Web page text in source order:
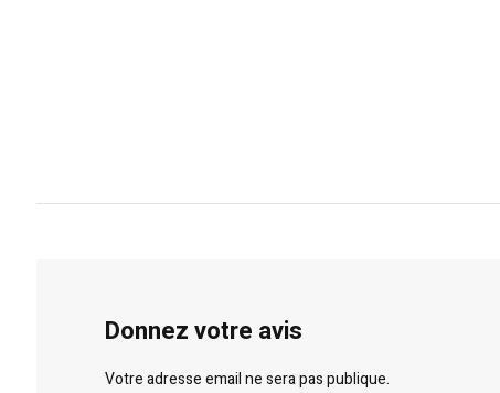
Donnez votre avis
Votre adresse email ne sera pas publique.